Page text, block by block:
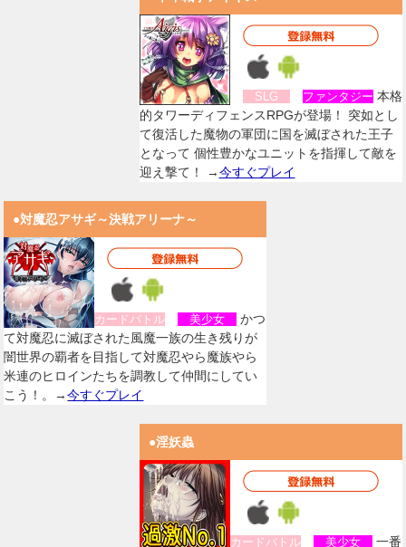
SLG ファンタジー 本格
的タワーディフェンスRPGが登場！ 突如とし
て復活した魔物の軍団に国を滅ぼされた王子
となって 個性豊かなユニットを指揮して敵を
迎え撃て！ →今すぐプレイ
●対魔忍アサギ～決戦アリーナ～
カードバトル 美少女
かつ
て対魔忍に滅ぼされた風魔一族の生き残りが
闇世界の覇者を目指して対魔忍やら魔族やら
米連のヒロインたちを調教して仲間にしてい
こう！。→今すぐプレイ
●淫妖蟲
カードバトル 美少女
一番